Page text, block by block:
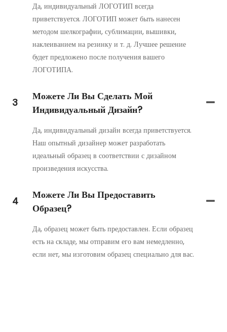
Да, индивидуальный ЛОГОТИП всегда
приветствуется. ЛОГОТИП может быть нанесен
методом шелкографии, сублимации, вышивки,
наклеиванием на резинку и т. д. Лучшее решение
будет предложено после получения вашего
ЛОГОТИПА.
3
Можете Ли Вы Сделать Мой
Индивидуальный Дизайн?
Да, индивидуальный дизайн всегда приветствуется.
Наш опытный дизайнер может разработать
идеальный образец в соответствии с дизайном
произведения искусства.
4
Можете Ли Вы Предоставить
Образец?
Да, образец может быть предоставлен. Если образец
есть на складе, мы отправим его вам немедленно,
если нет, мы изготовим образец специально для вас.